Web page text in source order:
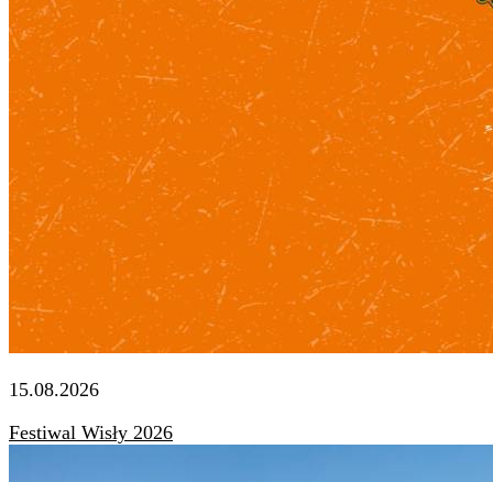
15.08.2026
Festiwal Wisły 2026